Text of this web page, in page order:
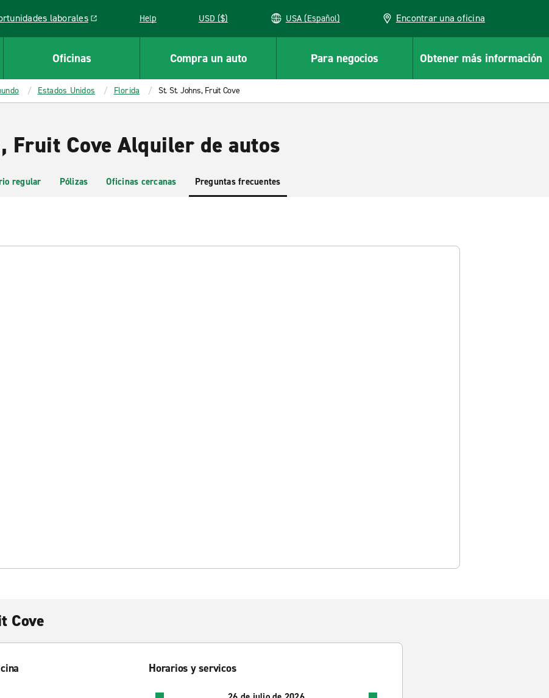
laborales
opens in a new window Help USD ($) USA (Español) Encontrar una oficina
Oficinas Compra un auto Para negocios Obtener más información
Estados Unidos Florida St. St. Johns, Fruit Cove
Fruit Cove Alquiler de autos
regular Pólizas Oficinas cercanas Preguntas frecuentes
Cove
Horarios y servicos